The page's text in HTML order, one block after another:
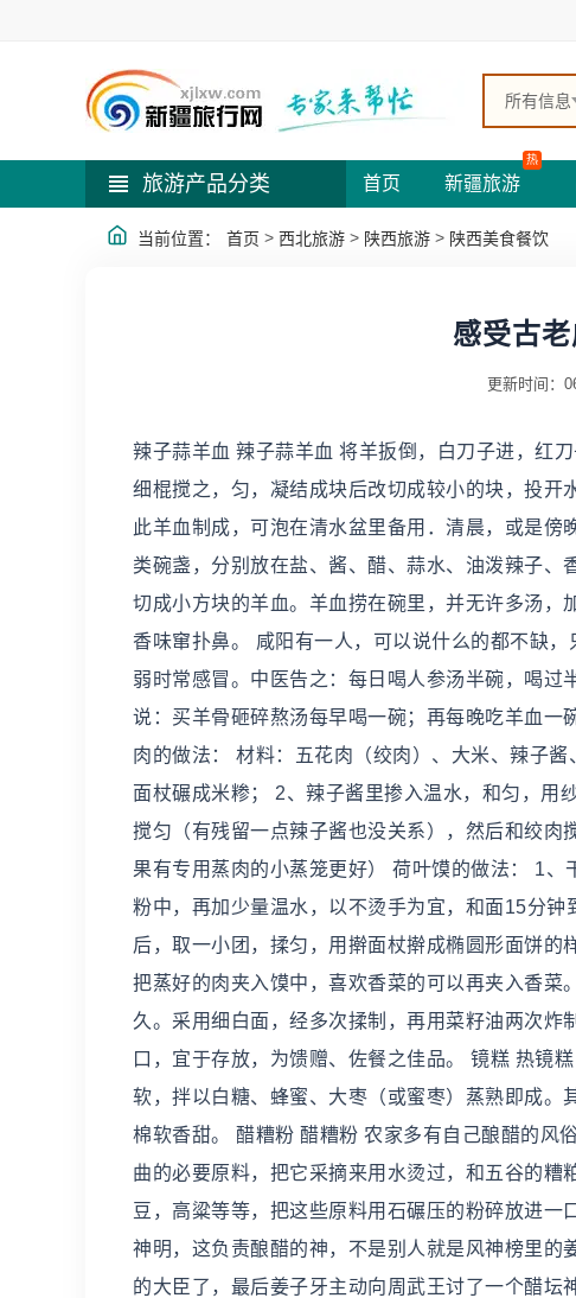
所有信息
旅游产品分类 首页 新疆旅游
热
当前位置： 首页 > 西北旅游 > 陕西旅游 > 陕西美食餐饮
感受古
更新时间：
辣子蒜羊血 辣子蒜羊血 将羊扳倒，白刀子进，红
细棍搅之，匀，凝结成块后改切成较小的块，投开
此羊血制成，可泡在清水盆里备用．清晨，或是
类碗盏，分别放在盐、酱、醋、蒜水、油泼辣子
切成小方块的羊血。羊血捞在碗里，并无许多汤
香味窜扑鼻。 咸阳有一人，可以说什么的都不缺
弱时常感冒。中医告之：每日喝人参汤半碗，喝
说：买羊骨砸碎熬汤每早喝一碗；再每晚吃羊血
肉的做法： 材料：五花肉（绞肉）、大米、辣子
面杖碾成米糁； 2、辣子酱里掺入温水，和匀，用
搅匀（有残留一点辣子酱也没关系），然后和绞肉
果有专用蒸肉的小蒸笼更好） 荷叶馍的做法： 1
粉中，再加少量温水，以不烫手为宜，和面15分
后，取一小团，揉匀，用擀面杖擀成椭圆形面饼
把蒸好的肉夹入馍中，喜欢香菜的可以再夹入香
久。采用细白面，经多次揉制，再用菜籽油两次
口，宜于存放，为馈赠、佐餐之佳品。 镜糕 热镜
软，拌以白糖、蜂蜜、大枣（或蜜枣）蒸熟即成。
棉软香甜。 醋糟粉 醋糟粉 农家多有自己酿醋的风
曲的必要原料，把它采摘来用水烫过，和五谷的
豆，高粱等等，把这些原料用石碾压的粉碎放进
神明，这负责酿醋的神，不是别人就是风神榜里
的大臣了，最后姜子牙主动向周武王讨了一个醋坛